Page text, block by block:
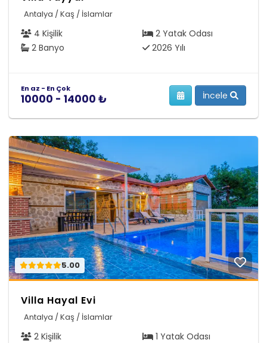
Antalya / Kaş / İslamlar
4 Kişilik
2 Yatak Odası
2 Banyo
2026 Yılı
En az - En Çok
10000 - 14000 ₺ İncele
5.00
Villa Hayal Evi
Antalya / Kaş / İslamlar
2 Kişilik
1 Yatak Odası